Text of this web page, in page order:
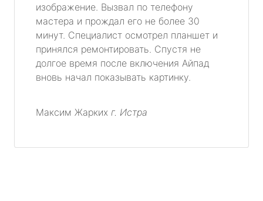
изображение. Вызвал по телефону
мастера и прождал его не более 30
минут. Специалист осмотрел планшет и
принялся ремонтировать. Спустя не
долгое время после включения Айпад
вновь начал показывать картинку.
Максим Жарких г. Истра